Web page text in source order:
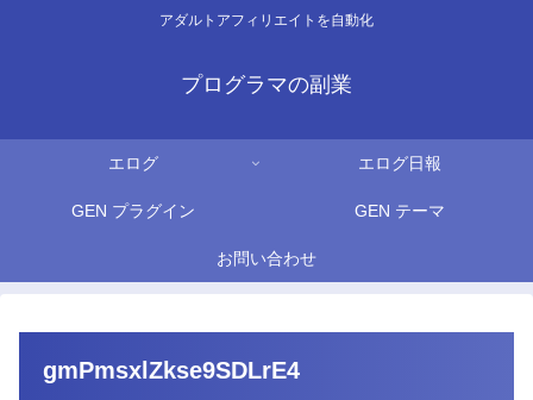
アダルトアフィリエイトを自動化
プログラマの副業
エログ エログ日報
GEN プラグイン GEN テーマ
お問い合わせ
gmPmsxlZkse9SDLrE4